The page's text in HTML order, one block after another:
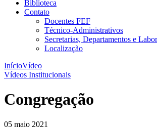
Biblioteca
Contato
Docentes FEF
Técnico-Administrativos
Secretarias, Departamentos e
Localização
InícioVídeo
Vídeos Institucionais
Congregação
05 maio 2021